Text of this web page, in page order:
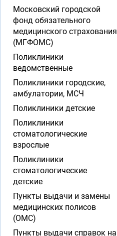
Московский городской
фонд обязательного
медицинского страхования
(МГФОМС)
Поликлиники
ведомственные
Поликлиники городские,
амбулатории, МСЧ
Поликлиники детские
Поликлиники
стоматологические
взрослые
Поликлиники
стоматологические
детские
Пункты выдачи и замены
медицинских полисов
(ОМС)
Пункты выдачи справок на